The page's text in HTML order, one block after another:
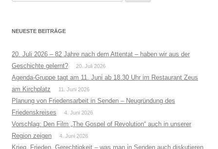
NEUESTE BEITRÄGE
20. Juli 2026 – 82 Jahre nach dem Attentat – haben wir aus der
Geschichte gelernt?
20. Juli 2026
Agenda-Gruppe tagt am 11. Juni ab 18.30 Uhr im Restaurant Zeus
am Kirchplatz
11. Juni 2026
Planung von Friedensarbeit in Senden – Neugründung des
Friedenskreises
4. Juni 2026
Vorschlag: Den Film „The Gospel of Revolution“ auch in unserer
Region zeigen
4. Juni 2026
Krieg, Frieden, Gerechtigkeit – was man in Senden auch diskutieren